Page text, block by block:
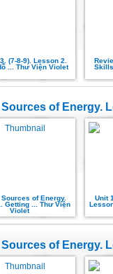
(7-8-9). Lesson 2.
... Thư Viện Violet
Sources of Energy.
Sources of Energy.
Getting ... Thư Viện
Violet
Unit
Sources of Energy.